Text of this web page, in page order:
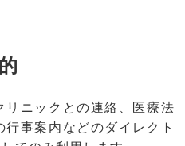
リニックとの連絡、医療法
事案内などのダイレクト